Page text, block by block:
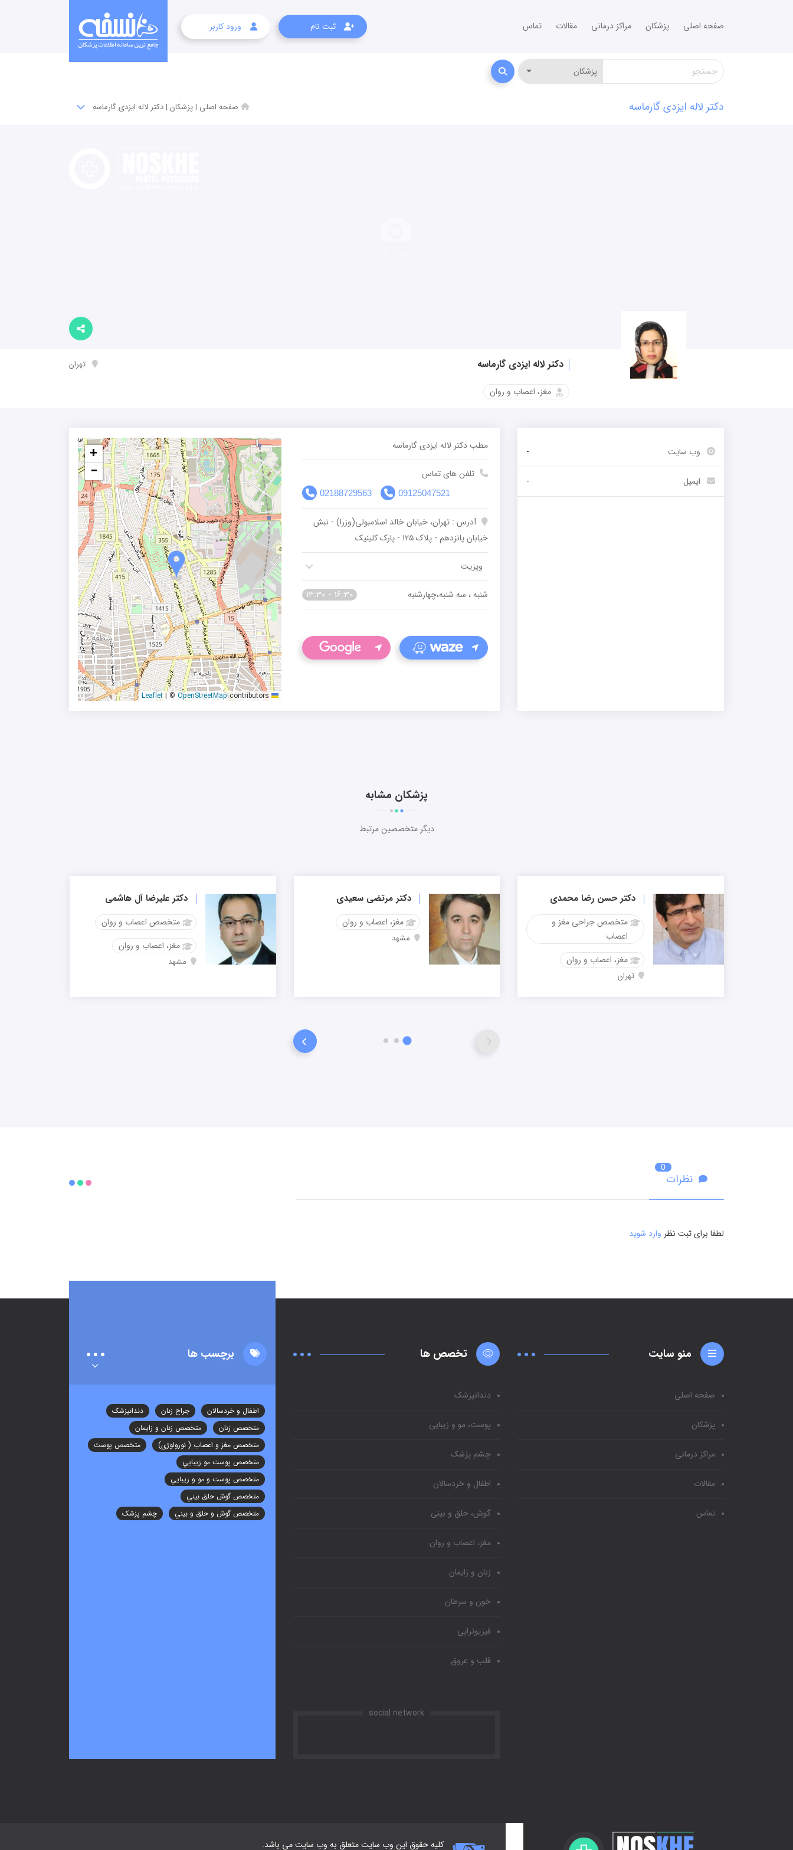
صفحه اصلی پزشکان مراکز درمانی مقالات تماس ثبت نام ورود کاربر
دکتر لاله ایزدی گارماسه صفحه اصلی |پزشکان |دکتر لاله ایزدی گارماسه
دکتر لاله ایزدی گارماسه
مغز، اعصاب و روان
تهران
وب سایت -
ایمیل -
مطب دکتر لاله ایزدی گارماسه
تلفن های تماس
02188729563 09125047521
آدرس : تهران، خیابان خالد اسلامبولی(وزرا) - نبش
خیابان پانزدهم - پلاک ۱۲۵ - پارک کلینیک
ویزیت
شنبه ، سه شنبه،چهارشنبه 13:30 - 16:30
+
−
Leaflet
| © OpenStreetMapcontributors
پزشکان مشابه
دیگر متخصصین مرتبط
دکتر حسن رضا محمدی
متخصص جراحی مغز و
اعصاب
مغز، اعصاب و روان
تهران
دکتر مرتضی سعیدی
مغز، اعصاب و روان
مشهد
دکتر علیرضا آل هاشمی
متخصص اعصاب و روان
مغز، اعصاب و روان
مشهد
نظرات
0
لطفا برای ثبت نظر وارد شوید
منو سایت
صفحه اصلی
پزشکان
مراکز درمانی
مقالات
تماس
تخصص ها
دندانپزشک
پوست، مو و زیبایی
چشم پزشک
اطفال و خردسالان
گوش، حلق و بینی
مغز، اعصاب و روان
زنان و زایمان
خون و سرطان
فیزیوتراپی
قلب و عروق
social network
برچسب ها
اطفال و خردسالان جراح زنان
دندانپزشک
متخصص زنان
متخصص زنان و زایمان
متخصص مغز و اعصاب ( نورولوژی)
متخصص پوست
متخصص پوست مو زيبايي
متخصص پوست و مو و زيبايي
متخصص گوش حلق بيني
متخصص گوش و حلق و بيني
چشم پزشک
کلیه حقوق این وب سایت متعلق به وب سایت می باشد.